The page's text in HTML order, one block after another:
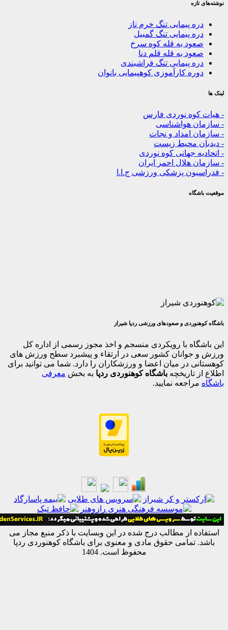
پیمایی تنگ خرم ناز
پیمایی تنگ گمبیل
به قله کوه سرخ
به قله قلم دنا
پیمایی تنگ فراشبندی
کارآموزی کوهپیمایی بانوان
نوردی فارس
هواشناسی
امداد و نجات
محیط زیست
جهانی کوه نوردی
هلال احمر ایران
پزشکی ورزشی ج.ا.ا
و صعودهای ورزشی ردپا شیراز
با رویکردی منسجم و اخذ مجوز رسمی از اداره کل
کشور سعی در ارتقاء و پیشبرد سطح ورزش های
در میان اعضا و ورزشکاران را دارد. شما می توانید برای
تاریخچه باشگاه کوهنوردی ردپابه بخش معرفی
نمایید.
از مطالب درج شده در این وبسایت با ذکر منبع مجاز می
تمامی حقوق مادی و معنوی برای باشگاه کوهنوردی ردپا
محفوظ است. 1404